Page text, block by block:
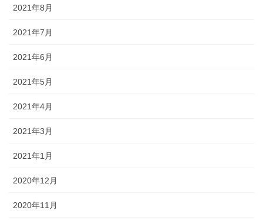
2021年8月
2021年7月
2021年6月
2021年5月
2021年4月
2021年3月
2021年1月
2020年12月
2020年11月